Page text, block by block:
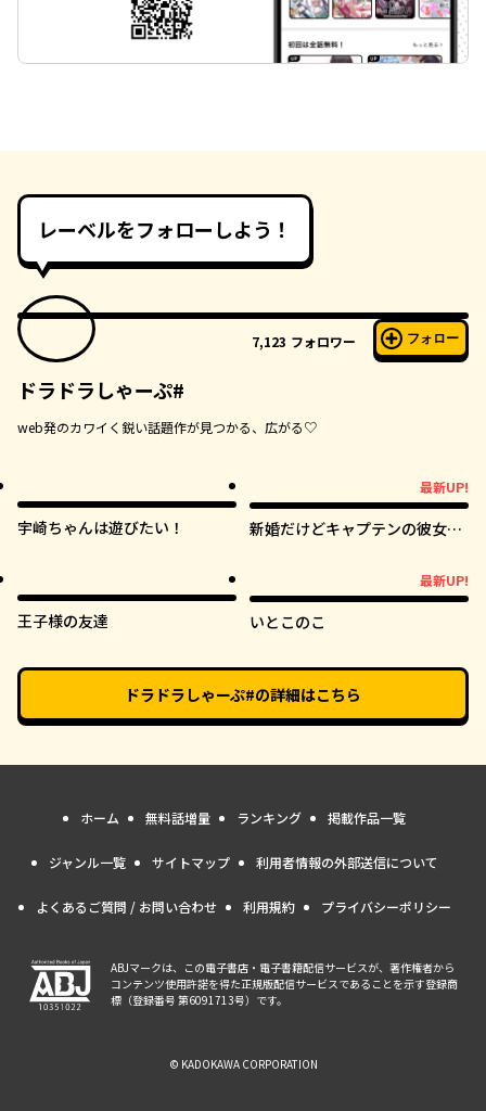
レーベルをフォローしよう！
7,123 フォロワー フォロー
ドラドラしゃーぷ#
web発のカワイく鋭い話題作が見つかる、広がる♡
宇崎ちゃんは遊びたい！
最新UP!
新婚だけどキャプテンの彼女と
王子様の友達
最新UP!
いとこのこ
ドラドラしゃーぷ#の詳細はこちら
ホーム 無料話増量 ランキング 掲載作品一覧
ジャンル一覧 サイトマップ 利用者情報の外部送信について
よくあるご質問 / お問い合わせ 利用規約 プライバシーポリシー
ABJマークは、この電子書店・電子書籍配信サービスが、著作権者から
コンテンツ使用許諾を得た正規版配信サービスであることを示す登録商
標（登録番号 第6091713号）です。
© KADOKAWA CORPORATION